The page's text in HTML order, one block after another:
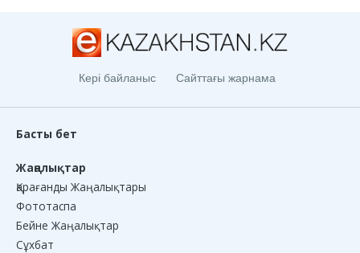
Кері байланыс Сайттағы жарнама
Басты бет
Жаңалықтар
Қарағанды Жаңалықтары
Фототаспа
Бейне Жаңалықтар
Сұхбат